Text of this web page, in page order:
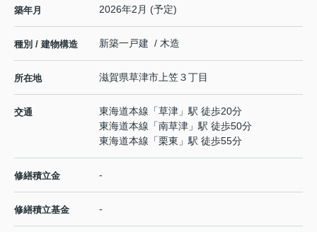
築年月 2026年2月 (予定)
種別 / 建物構造 新築一戸建 / 木造
所在地 滋賀県草津市 上笠３丁目
交通 東海道本線 「草津 」駅 徒歩20分
東海道本線 「南草津 」駅 徒歩50分
東海道本線 「栗東 」駅 徒歩55分
修繕積立金 -
修繕積立基金 -